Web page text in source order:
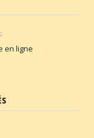
en ligne